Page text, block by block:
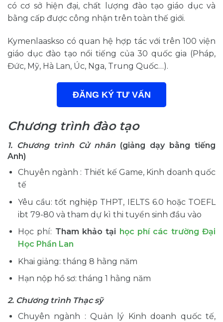
có cơ sở hiện đại, chất lượng đào tạo giáo dục và
bằng cấp được công nhận trên toàn thế giới.
Kymenlaaskso có quan hệ hợp tác với trên 100 viện
giáo dục đào tạo nổi tiếng của 30 quốc gia (Pháp,
Đức, Mỹ, Hà Lan, Úc, Nga, Trung Quốc…).
ĐĂNG KÝ TƯ VẤN
Chương trình đào tạo
1. Chương trình Cử nhân (giảng dạy bằng tiếng
Anh)
Chuyên ngành : Thiết kế Game, Kinh doanh quốc
tế
Yêu cầu: tốt nghiệp THPT, IELTS 6.0 hoặc TOEFL
ibt 79-80 và tham dự kì thi tuyển sinh đầu vào
Học phí: Tham khảo tại học phí các trường Đại
Học Phần Lan
Khai giảng: tháng 8 hằng năm
Hạn nộp hồ sơ: tháng 1 hằng năm
2. Chương trình Thạc sỹ
Chuyên ngành : Quản lý Kinh doanh quốc tế,